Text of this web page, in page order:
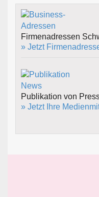
Firmenadressen
» Jetzt
Publikation von
» Jetzt Ihre